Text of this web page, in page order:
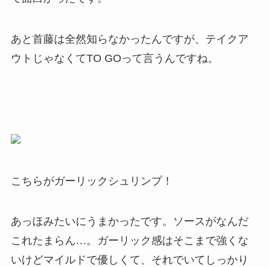
あと首藤は全然知らなかったんですが、テイクア
ウトじゃなくてTO GOって言うんですね。
こちらがガーリックシュリンプ！
あっほみたいにうまかったです。ソースがなんだ
これたまらん…。ガーリック感はそこまで強くな
いけどマイルドで優しくて、それでいてしっかり